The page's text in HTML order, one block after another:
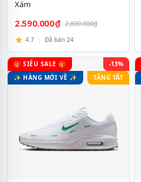
Xám
2.590.000₫ 2.800.000₫
4.7 | Đã bán 24
🎁 SIÊU SALE 🎁
✨ HÀNG MỚI VỀ ✨
-13%
TẶNG TẤT